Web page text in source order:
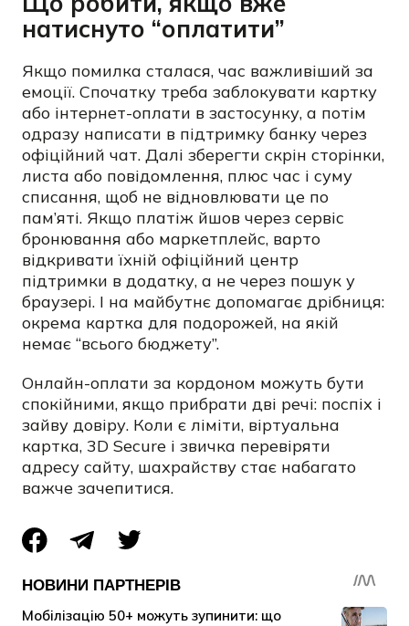
натиснуто “оплатити”
Якщо помилка сталася, час важливіший за
емоції. Спочатку треба заблокувати картку
або інтернет-оплати в застосунку, а потім
одразу написати в підтримку банку через
офіційний чат. Далі зберегти скрін сторінки,
листа або повідомлення, плюс час і суму
списання, щоб не відновлювати це по
пам’яті. Якщо платіж йшов через сервіс
бронювання або маркетплейс, варто
відкривати їхній офіційний центр
підтримки в додатку, а не через пошук у
браузері. І на майбутнє допомагає дрібниця:
окрема картка для подорожей, на якій
немає “всього бюджету”.
Онлайн-оплати за кордоном можуть бути
спокійними, якщо прибрати дві речі: поспіх і
зайву довіру. Коли є ліміти, віртуальна
картка, 3D Secure і звичка перевіряти
адресу сайту, шахрайству стає набагато
важче зачепитися.